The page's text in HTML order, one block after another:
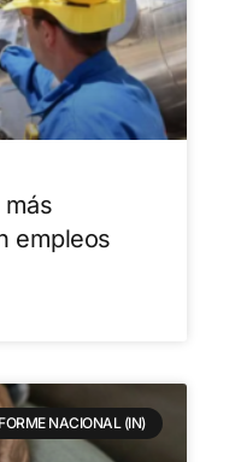
empleos
NACIONAL (IN)